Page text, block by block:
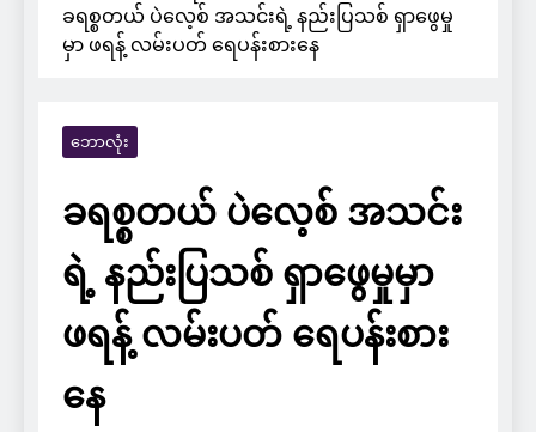
ခရစ္စတယ် ပဲလေ့စ် အသင်းရဲ့ နည်းပြသစ် ရှာဖွေမှု
မှာ ဖရန့် လမ်းပတ် ရေပန်းစားနေ
ဘောလုံး
ခရစ္စတယ် ပဲလေ့စ် အသင်း
ရဲ့ နည်းပြသစ် ရှာဖွေမှုမှာ
ဖရန့် လမ်းပတ် ရေပန်းစား
နေ